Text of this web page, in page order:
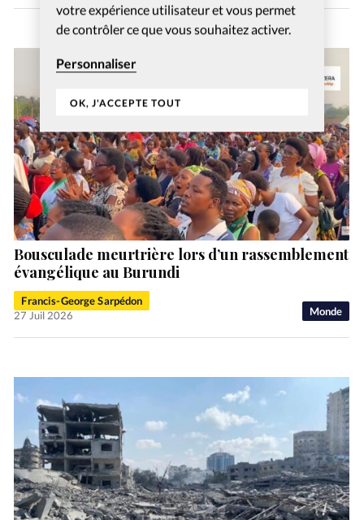
votre expérience utilisateur et vous permet
de contrôler ce que vous souhaitez activer.
Personnaliser
OK, J'ACCEPTE TOUT
Monde
Bousculade meurtrière lors d’un rassemblement
évangélique au Burundi
Francis-George Sarpédon
27 Juil 2026